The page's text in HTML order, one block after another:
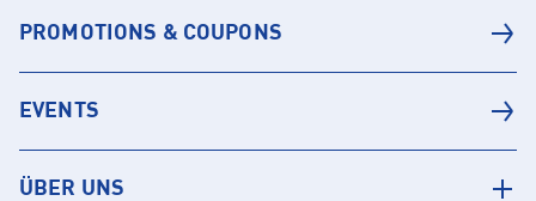
PROMOTIONS & COUPONS
EVENTS
ÜBER UNS